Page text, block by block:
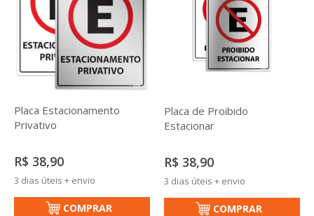
Placa Estacionamento
Privativo
R$ 38,90
3 dias úteis + envio
COMPRAR
Placa de Proibido
Estacionar
R$ 38,90
3 dias úteis + envio
COMPRAR